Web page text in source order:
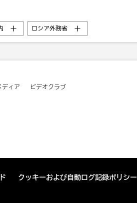
ロシア外務省
ディア ビデオクラブ
クッキーおよび自動ログ記録ポリシー